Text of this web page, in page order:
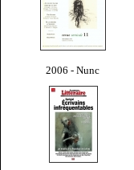
2006 - Nunc